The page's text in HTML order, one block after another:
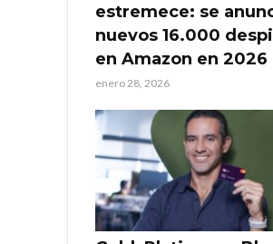
estremece: se
nuevos 16.000
en Amazon en 2026
enero 28, 2026